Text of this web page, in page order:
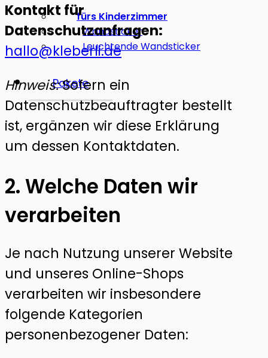
fürs Kinderzimmer
Wandsticker
Leuchtende Wandsticker
Pakete
Kontakt für
Datenschutzanfragen:
hallo@kleberli.de
Hinweis:Sofern ein
Datenschutzbeauftragter bestellt
ist, ergänzen wir diese Erklärung
um dessen Kontaktdaten.
2. Welche Daten wir
verarbeiten
Je nach Nutzung unserer Website
und unseres Online-Shops
verarbeiten wir insbesondere
folgende Kategorien
personenbezogener Daten: